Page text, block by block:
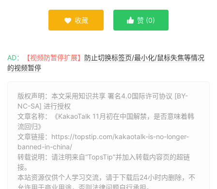
 收藏  赞 (0)
AD： 【视频防暂停扩展】 防止切换标签页/最小化/鼠标失焦等情况
的视频暂停
版权声明：本文采用知识共享 署名4.0国际许可协议 [BY-
NC-SA] 进行授权
文章名称：《KakaoTalk 11月初在中国解禁，是否意味着韩
流回归》
文章链接： https://topstip.com/kakaotalk-is-no-longer-
banned-in-china/
转载说明：请注明来自“TopsTip”并加入转载内容页的超链
接。
本站资源仅供个人学习交流，请于下载后24小时内删除，不